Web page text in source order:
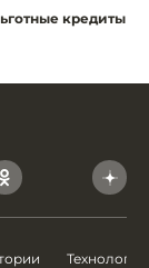
кредиты
Технологии